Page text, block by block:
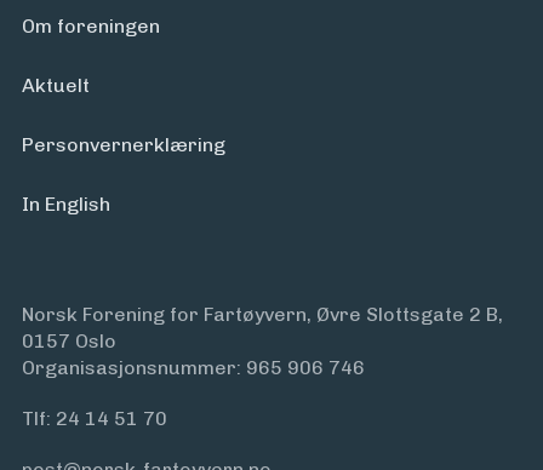
Om foreningen
Aktuelt
Personvern­erklæring
In English
Norsk Forening for Fartøyvern, Øvre Slottsgate 2 B,
0157 Oslo
Organisasjonsnummer: 965 906 746
Tlf: 24 14 51 70